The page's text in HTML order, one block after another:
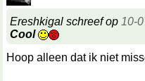
Ereshkigal schreef op 10-
Cool
Hoop alleen dat ik niet